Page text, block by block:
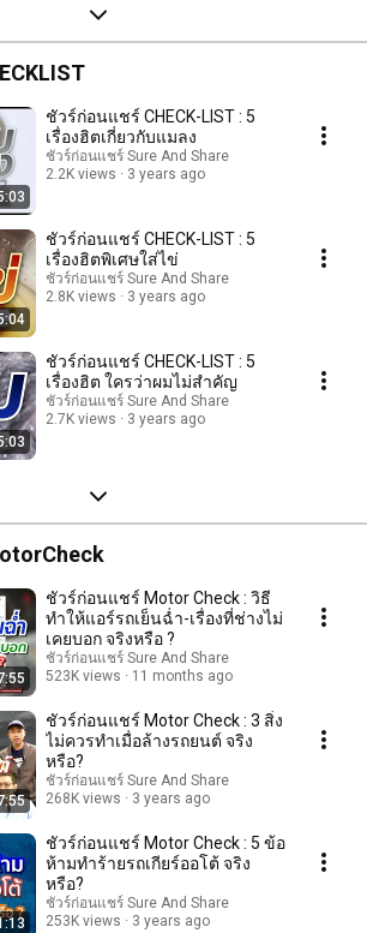
ชัวร์ก่อนแชร์ CHECK-LIST : 5
เรื่องฮิตเกี่ยวกับแมลง
ชัวร์ก่อนแชร์ Sure And Share
2.2K views
3 years ago
ชัวร์ก่อนแชร์ CHECK-LIST : 5
เรื่องฮิตพิเศษใส่ไข่
ชัวร์ก่อนแชร์ Sure And Share
2.8K views
3 years ago
ชัวร์ก่อนแชร์ CHECK-LIST : 5
เรื่องฮิต ใครว่าผมไม่สำคัญ
ชัวร์ก่อนแชร์ Sure And Share
2.7K views
3 years ago
ชัวร์ก่อนแชร์ Motor Check : วิธี
ทำให้แอร์รถเย็นฉ่ำ-เรื่องที่ช่างไม่
เคยบอก จริงหรือ ?
ชัวร์ก่อนแชร์ Sure And Share
523K views
11 months ago
ชัวร์ก่อนแชร์ Motor Check : 3 สิ่ง
ไม่ควรทำเมื่อล้างรถยนต์ จริง
หรือ?
ชัวร์ก่อนแชร์ Sure And Share
268K views
3 years ago
ชัวร์ก่อนแชร์ Motor Check : 5 ข้อ
ห้ามทำร้ายรถเกียร์ออโต้ จริง
หรือ?
ชัวร์ก่อนแชร์ Sure And Share
253K views
3 years ago